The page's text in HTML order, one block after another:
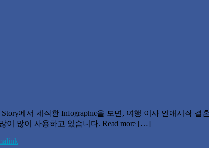
에서 제작한 Infographic을 보면, 여행 이사 연애시작
이 많이 사용하고 있습니다. Read more […]